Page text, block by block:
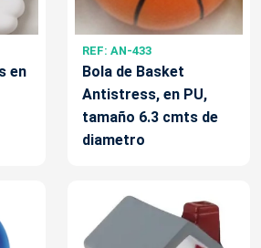
en
REF: AN-433
Bola de Basket
Antistress, en PU,
tamaño 6.3 cmts de
diametro